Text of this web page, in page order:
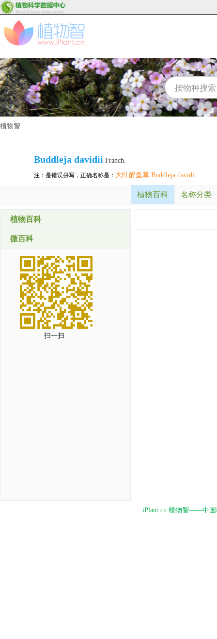
植物智
Buddleja davidii Franch.
注：是错误拼写，正确名称是： 大叶醉鱼草 Buddleja davidi
植物百科 名称分类
植物百科
微百科
扫一扫
iPlant.cn 植物智——中国